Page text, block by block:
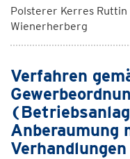
Polsterer Kerres Ruttin
Wienerherberg
Verfahren
Anberaumung